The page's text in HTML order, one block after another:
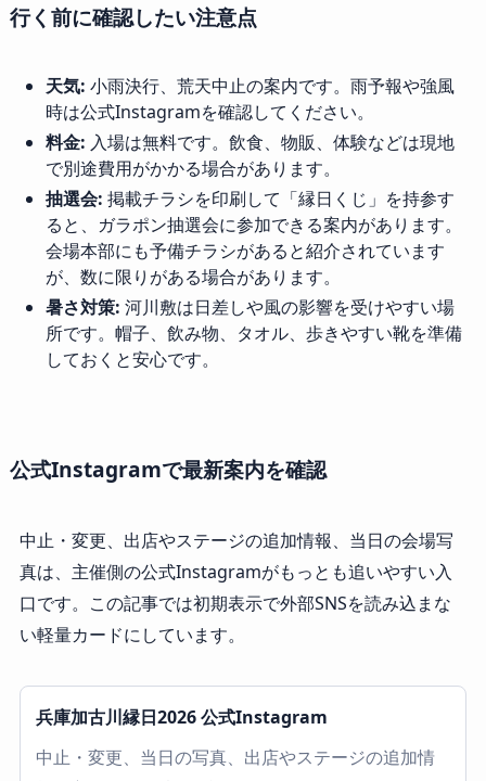
行く前に確認したい注意点
天気: 小雨決行、荒天中止の案内です。雨予報や強風
時は公式Instagramを確認してください。
料金: 入場は無料です。飲食、物販、体験などは現地
で別途費用がかかる場合があります。
抽選会: 掲載チラシを印刷して「縁日くじ」を持参す
ると、ガラポン抽選会に参加できる案内があります。
会場本部にも予備チラシがあると紹介されています
が、数に限りがある場合があります。
暑さ対策: 河川敷は日差しや風の影響を受けやすい場
所です。帽子、飲み物、タオル、歩きやすい靴を準備
しておくと安心です。
公式Instagramで最新案内を確認
中止・変更、出店やステージの追加情報、当日の会場写
真は、主催側の公式Instagramがもっとも追いやすい入
口です。この記事では初期表示で外部SNSを読み込まな
い軽量カードにしています。
兵庫加古川縁日2026 公式Instagram
中止・変更、当日の写真、出店やステージの追加情